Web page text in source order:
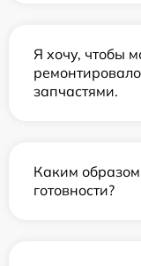
Я хочу, чтобы
запчастями.
Каким
готовности?